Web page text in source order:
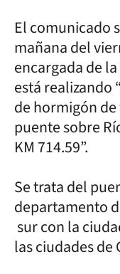
El comunicado
mañana del
encargada de
está realizando
de hormigón
puente sobre
KM 714.59”.
Se trata del
departamento
sur con la
las ciudades de